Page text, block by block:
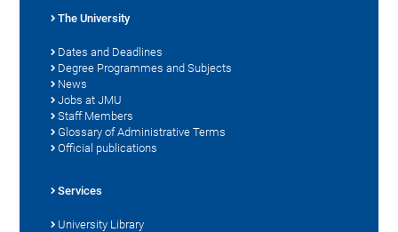
The University
Dates and Deadlines
Degree Programmes and Subjects
News
Jobs at JMU
Staff Members
Glossary of Administrative Terms
Official publications
Services
University Library